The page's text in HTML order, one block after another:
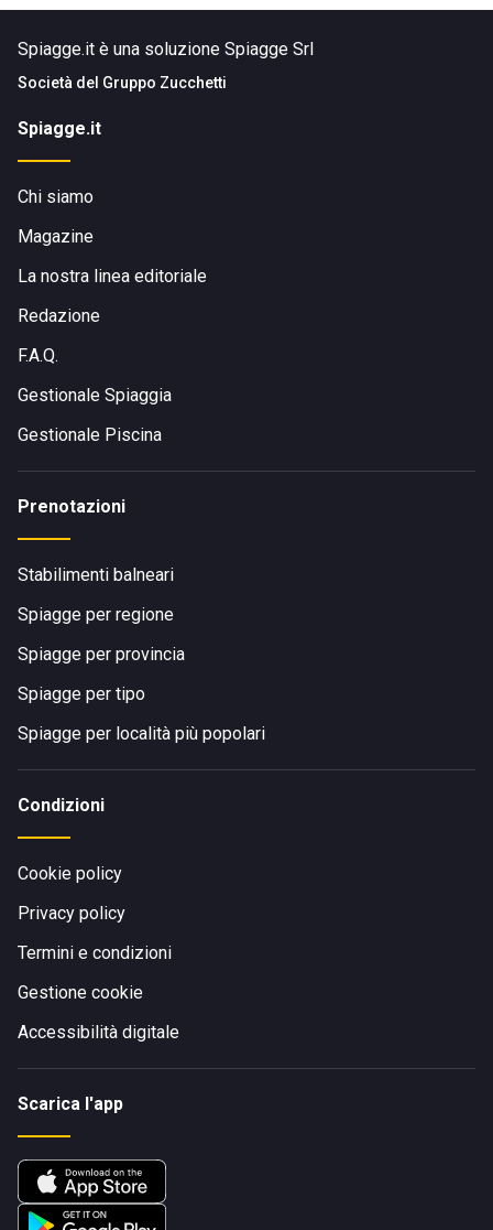
Spiagge.it è una soluzione Spiagge Srl
Società del Gruppo Zucchetti
Spiagge.it
Chi siamo
Magazine
La nostra linea editoriale
Redazione
F.A.Q.
Gestionale Spiaggia
Gestionale Piscina
Prenotazioni
Stabilimenti balneari
Spiagge per regione
Spiagge per provincia
Spiagge per tipo
Spiagge per località più popolari
Condizioni
Cookie policy
Privacy policy
Termini e condizioni
Gestione cookie
Accessibilità digitale
Scarica l'app